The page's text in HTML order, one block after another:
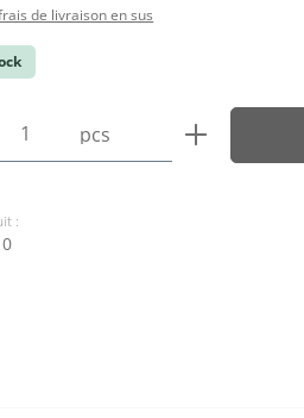
de livraison en sus
de produit :
pcs
: